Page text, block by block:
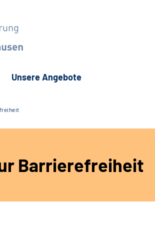
Unsere Angebote
Barrierefreiheit